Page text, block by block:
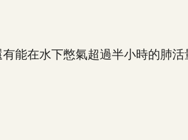
能在水下憋氣超過半小時的肺活